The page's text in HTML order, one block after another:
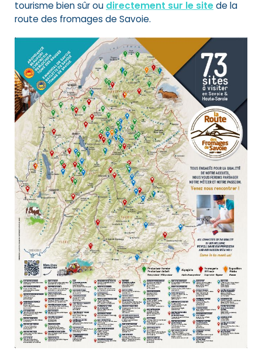
tourisme bien sûr ou directement sur le sitede la
route des fromages de Savoie.